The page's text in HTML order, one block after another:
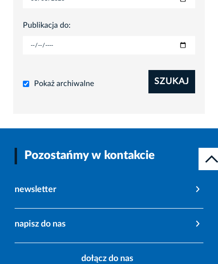
Publikacja do:
Pokaż archiwalne SZUKAJ
Pozostańmy w kontakcie
newsletter
napisz do nas
dołącz do nas